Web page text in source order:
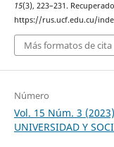
15(3), 223–231.
https://rus.ucf.edu.cu/
Más formatos de cita
Número
Vol. 15 Núm. 3
UNIVERSIDAD Y